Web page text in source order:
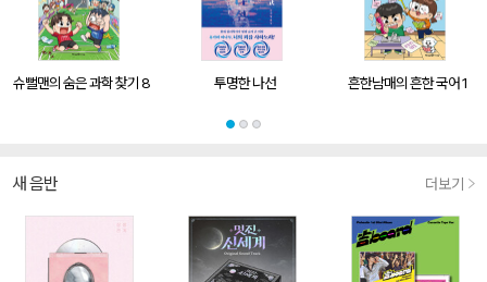
슈뻘맨의 숨은 과학 찾기 8 투명한 나선 흔한남매의 흔한 국어 1
새 음반 더보기